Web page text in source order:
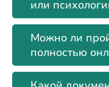
или
Можно ли
полностью